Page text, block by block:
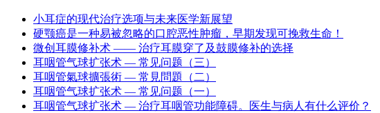
小耳症的现代治疗选项与未来医学新展望
硬颚癌是一种易被忽略的口腔恶性肿瘤，早期发现可挽救生命！
微创耳膜修补术 —— 治疗耳膜穿了及鼓膜修补的选择
耳咽管气球扩张术 — 常见问题（三）
耳咽管氣球擴張術 — 常見問題（二）
耳咽管气球扩张术 — 常见问题（一）
耳咽管气球扩张术 — 治疗耳咽管功能障碍。医生与病人有什么评价？